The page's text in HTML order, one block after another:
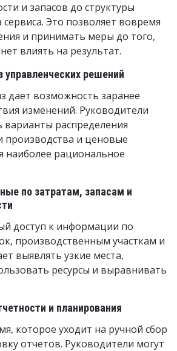
и запасов до структуры
сервиса. Это позволяет вовремя
и принимать меры до того,
влиять на результат.
управленческих решений
дает возможность заранее
изменений. Руководители
варианты распределения
производства и ценовые
наиболее рациональное
по затратам, запасам и
доступ к информации по
производственным участкам и
выявлять узкие места,
ресурсы и выравнивать
и планирования
которое уходит на ручной сбор
отчетов. Руководители могут